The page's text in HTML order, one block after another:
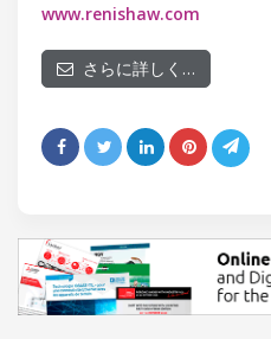
www.renishaw.com
さらに詳しく…